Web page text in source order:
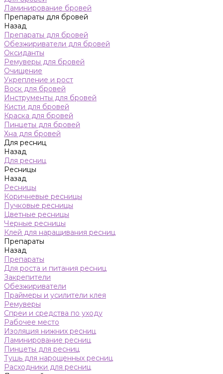
Ламинирование бровей
Препараты для бровей
Назад
Препараты для бровей
Обезжириватели для бровей
Оксиданты
Ремуверы для бровей
Очищение
Укрепление и рост
Воск для бровей
Инструменты для бровей
Кисти для бровей
Краска для бровей
Пинцеты для бровей
Хна для бровей
Для ресниц
Назад
Для ресниц
Ресницы
Назад
Ресницы
Коричневые ресницы
Пучковые ресницы
Цветные ресницы
Черные ресницы
Клей для наращивания ресниц
Препараты
Назад
Препараты
Для роста и питания ресниц
Закрепители
Обезжириватели
Праймеры и усилители клея
Ремуверы
Спреи и средства по уходу
Рабочее место
Изоляция нижних ресниц
Ламинирование ресниц
Пинцеты для ресниц
Тушь для нарощенных ресниц
Расходники для ресниц